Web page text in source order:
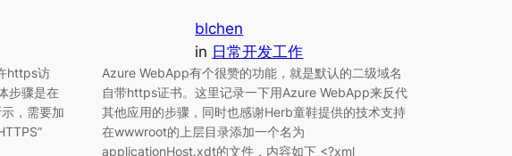
https访
步骤是在
，需要加
blchen
in 日常开发工作
Azure WebApp有个很赞的功能，就是默认的二级域名
自带https证书。这里记录一下用Azure WebApp来反代
其他应用的步骤，同时也感谢Herb童鞋提供的技术支持
在wwwroot的上层目录添加一个名为
applicationHost.xdt的文件，内容如下 <?xml